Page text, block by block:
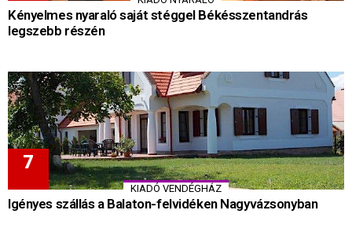
Kényelmes nyaraló saját stéggel Békésszentandrás
legszebb részén
KIADÓ VENDÉGHÁZ
Igényes szállás a Balaton-felvidéken Nagyvázsonyban